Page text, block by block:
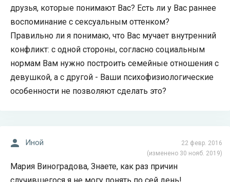
друзья, которые понимают Вас? Есть ли у Вас раннее
воспоминание с сексуальным оттенком?
Правильно ли я понимаю, что Вас мучает внутренний
конфликт: с одной стороны, согласно социальным
нормам Вам нужно построить семейные отношения с
девушкой, а с другой - Ваши психофизиологические
особенности не позволяют сделать это?
22 февр. 2016
(изменено 30 нояб. 2019)
Иной
Мария Виноградова, Знаете, как раз причин